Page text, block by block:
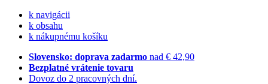
k navigácii
k obsahu
k nákupnému košíku
Slovensko: doprava zadarmo nad € 42,90
Bezplatné vrátenie tovaru
Dovoz do 2 pracovných dní.